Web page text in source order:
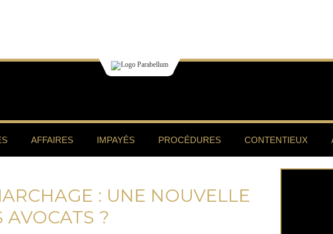
AFFAIRES IMPAYÉS PROCÉDURES CONTENTIEUX
: UNE NOUVELLE
AVOCATS ?